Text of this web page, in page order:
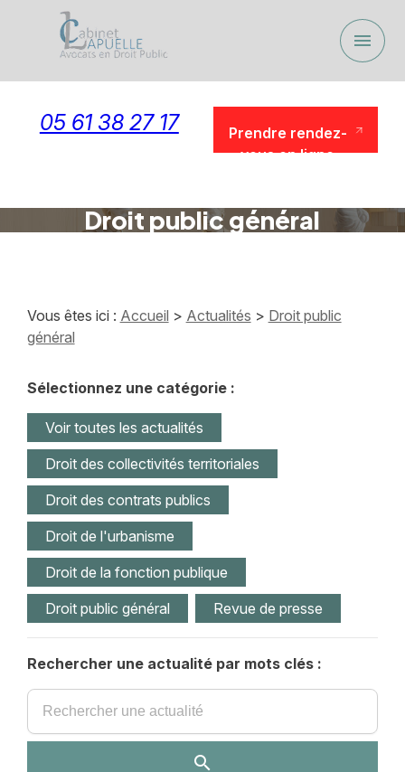
menu
05 61 38 27 17
Prendre rendez-
vous en ligne
Droit public général
Vous êtes ici : Accueil > Actualités > Droit public
général
Sélectionnez une catégorie :
Voir toutes les actualités
Droit des collectivités territoriales
Droit des contrats publics
Droit de l'urbanisme
Droit de la fonction publique
Droit public général
Revue de presse
Rechercher une actualité par mots clés :
Panneau de gestion des cookies